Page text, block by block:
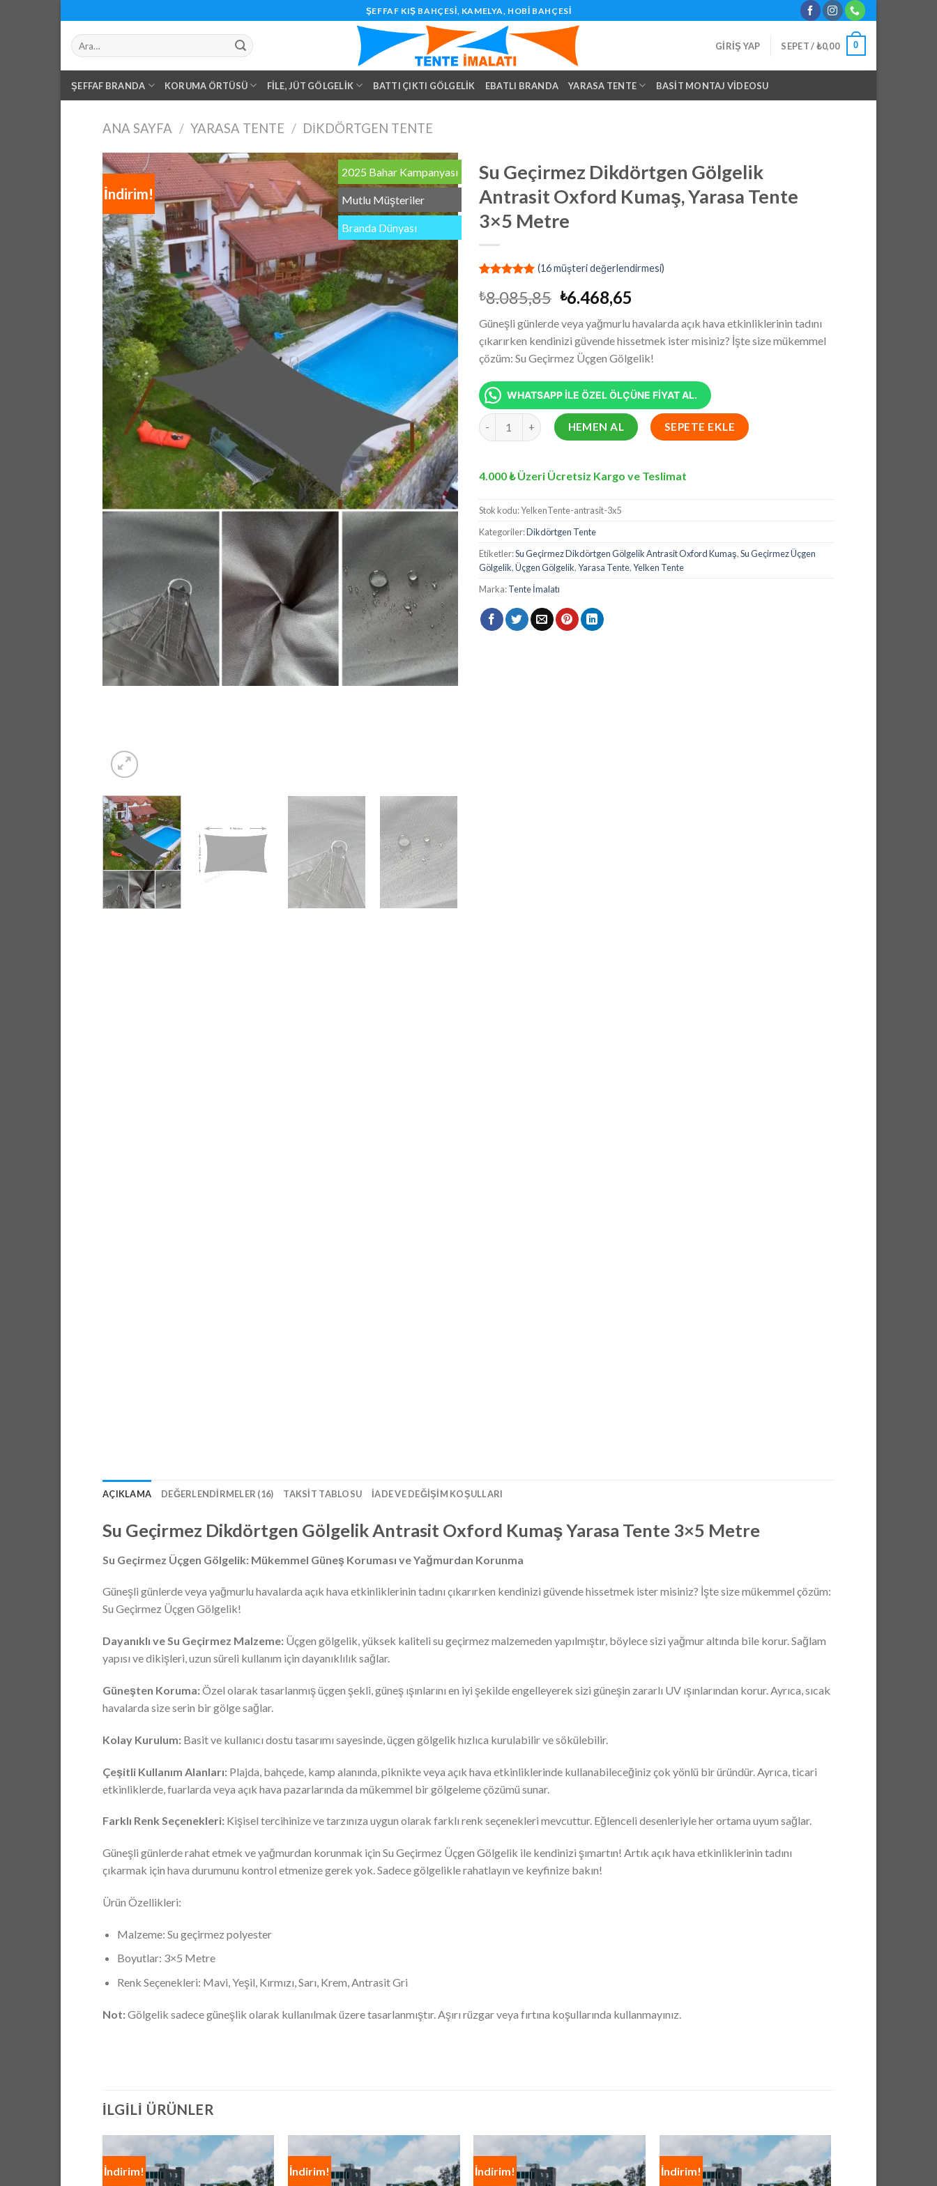
to
content
ŞEFFAF KIŞ BAHÇESI, KAMELYA, HOBI BAHÇESI
Ara:
GIRIŞ YAP SEPET /₺0,00 0
ŞEFFAF BRANDA KORUMA ÖRTÜSÜ FILE, JÜT GÖLGELIK BATTI ÇIKTI GÖLGELIK EBATLI BRANDA YARASA TENTE BASIT MONTAJ VIDEOSU
ANA SAYFA / YARASA TENTE / DIKDÖRTGEN TENTE
2025 Bahar Kampanyası
Mutlu Müşteriler
Branda Dünyası
İndirim!
Su Geçirmez Dikdörtgen Gölgelik
Antrasit Oxford Kumaş, Yarasa Tente
3×5 Metre
puanına
dayanarak
5 üzerinden
4.92puan
aldı
(16müşteri değerlendirmesi)
₺8.085,85 Orijinal
₺8.085,85.
₺6.468,65
fiyat:
₺6.468,65.
Güneşli günlerde veya yağmurlu havalarda açık hava etkinliklerinin tadını
çıkarırken kendinizi güvende hissetmek ister misiniz? İşte size mükemmel
çözüm: Su Geçirmez Üçgen Gölgelik!
WHATSAPP İLE ÖZEL ÖLÇÜNE FİYAT AL.
Su Geçirmez Dikdörtgen Gölgelik Antrasit Oxford Kumaş, Yarasa Tente 3x5 Metre adet
HEMEN AL SEPETE EKLE
4.000 ₺ Üzeri Ücretsiz Kargo ve Teslimat
Stok kodu:YelkenTente-antrasit-3x5
Kategoriler:Dikdörtgen Tente
Etiketler:Su Geçirmez Dikdörtgen Gölgelik Antrasit Oxford Kumaş,Su Geçirmez Üçgen
Gölgelik,Üçgen Gölgelik,Yarasa Tente,Yelken Tente
Marka:Tente İmalatı
AÇIKLAMA DEĞERLENDIRMELER (16) TAKSIT TABLOSU İADE VE DEĞIŞIM KOŞULLARI
Su Geçirmez Dikdörtgen Gölgelik Antrasit Oxford Kumaş Yarasa Tente 3×5 Metre
Su Geçirmez Üçgen Gölgelik: Mükemmel Güneş Koruması ve Yağmurdan Korunma
Güneşli günlerde veya yağmurlu havalarda açık hava etkinliklerinin tadını çıkarırken kendinizi güvende hissetmek ister misiniz? İşte size mükemmel çözüm:
Su Geçirmez Üçgen Gölgelik!
Dayanıklı ve Su Geçirmez Malzeme: Üçgen gölgelik, yüksek kaliteli su geçirmez malzemeden yapılmıştır, böylece sizi yağmur altında bile korur. Sağlam
yapısı ve dikişleri, uzun süreli kullanım için dayanıklılık sağlar.
Güneşten Koruma:Özel olarak tasarlanmış üçgen şekli, güneş ışınlarını en iyi şekilde engelleyerek sizi güneşin zararlı UV ışınlarından korur. Ayrıca, sıcak
havalarda size serin bir gölge sağlar.
Kolay Kurulum: Basit ve kullanıcı dostu tasarımı sayesinde, üçgen gölgelik hızlıca kurulabilir ve sökülebilir.
Çeşitli Kullanım Alanları: Plajda, bahçede, kamp alanında, piknikte veya açık hava etkinliklerinde kullanabileceğiniz çok yönlü bir üründür. Ayrıca, ticari
etkinliklerde, fuarlarda veya açık hava pazarlarında da mükemmel bir gölgeleme çözümü sunar.
Farklı Renk Seçenekleri: Kişisel tercihinize ve tarzınıza uygun olarak farklı renk seçenekleri mevcuttur. Eğlenceli desenleriyle her ortama uyum sağlar.
Güneşli günlerde rahat etmek ve yağmurdan korunmak için Su Geçirmez Üçgen Gölgelik ile kendinizi şımartın! Artık açık hava etkinliklerinin tadını
çıkarmak için hava durumunu kontrol etmenize gerek yok. Sadece gölgelikle rahatlayın ve keyfinize bakın!
Ürün Özellikleri:
Malzeme: Su geçirmez polyester
Boyutlar: 3×5 Metre
Renk Seçenekleri: Mavi, Yeşil, Kırmızı, Sarı, Krem, Antrasit Gri
Not:Gölgelik sadece güneşlik olarak kullanılmak üzere tasarlanmıştır. Aşırı rüzgar veya fırtına koşullarında kullanmayınız.
İLGILI ÜRÜNLER
İndirim! İndirim! İndirim! İndirim!